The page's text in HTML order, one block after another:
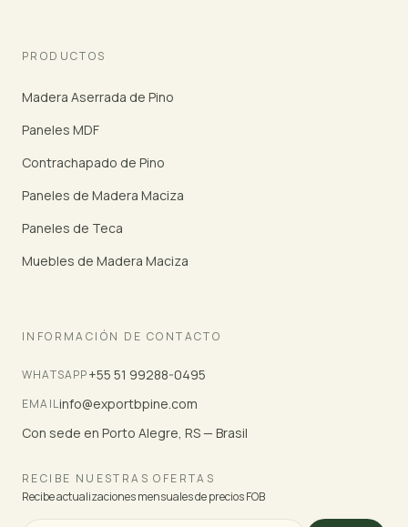
PRODUCTOS
Madera Aserrada de Pino
Paneles MDF
Contrachapado de Pino
Paneles de Madera Maciza
Paneles de Teca
Muebles de Madera Maciza
INFORMACIÓN DE CONTACTO
WHATSAPP+55 51 99288-0495
EMAILinfo@exportbpine.com
Con sede en Porto Alegre, RS — Brasil
RECIBE NUESTRAS OFERTAS
Recibe actualizaciones mensuales de precios FOB